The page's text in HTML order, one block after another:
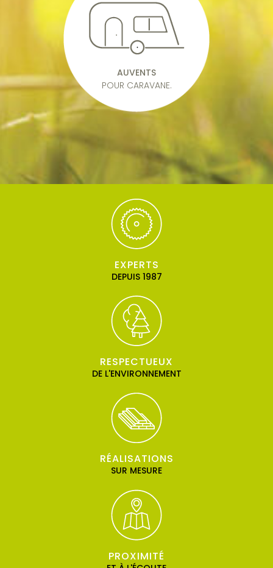
AUVENTS
POUR CARAVANE.
EXPERTS
DEPUIS 1987
RESPECTUEUX
DE L'ENVIRONNEMENT
RÉALISATIONS
SUR MESURE
PROXIMITÉ